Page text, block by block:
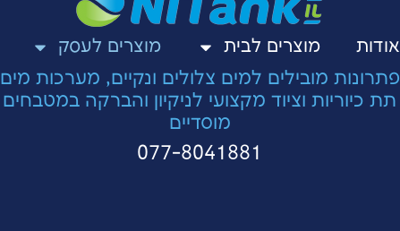
אודות מוצרים לבית מוצרים לעסק
פתרונות מובילים למים צלולים ונקיים, מערכות מים
תת כיוריות וציוד מקצועי לניקיון והברקה במטבחים
מוסדיים
077-8041881